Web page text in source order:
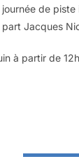
de
Jacques
à partir de